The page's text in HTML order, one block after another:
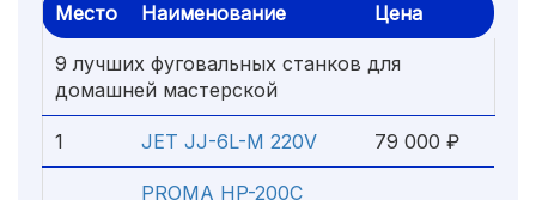
Место Наименование Цена
9 лучших фуговальных станков для
домашней мастерской
1 JET JJ-6L-M 220V 79 000 ₽
PROMA HP-200C